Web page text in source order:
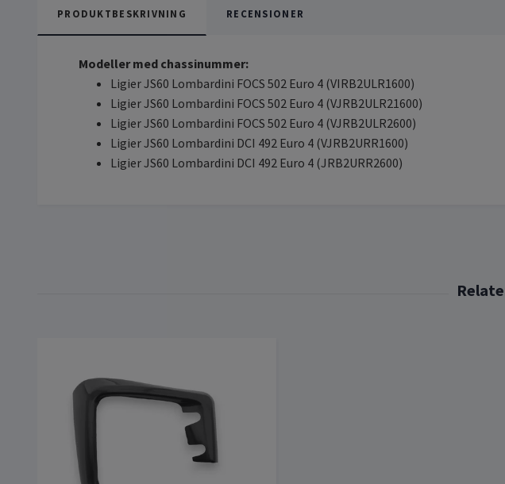
PRODUKTBESKRIVNING RECENSIONER
Modeller med chassinummer:
Ligier JS60 Lombardini FOCS 502 Euro 4 (VIRB2ULR1600)
Ligier JS60 Lombardini FOCS 502 Euro 4 (VJRB2ULR21600)
Ligier JS60 Lombardini FOCS 502 Euro 4 (VJRB2ULR2600)
Ligier JS60 Lombardini DCI 492 Euro 4 (VJRB2URR1600)
Ligier JS60 Lombardini DCI 492 Euro 4 (JRB2URR2600)